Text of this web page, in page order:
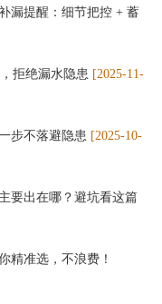
漏提醒：细节把控 + 蓄
拒绝漏水隐患 [2025-11-
步不落避隐患 [2025-10-
要出在哪？避坑看这篇
精准选，不浪费！